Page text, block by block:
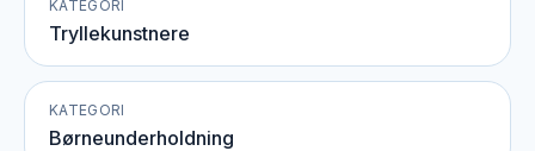
KATEGORI
Tryllekunstnere
KATEGORI
Børneunderholdning